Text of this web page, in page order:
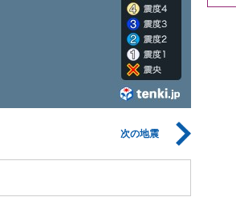
次の地震